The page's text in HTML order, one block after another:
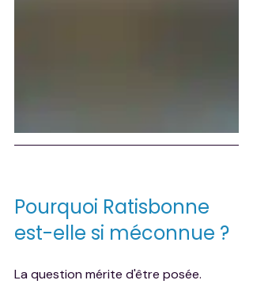
Pourquoi Ratisbonne
est-elle si méconnue ?
La question mérite d'être posée.